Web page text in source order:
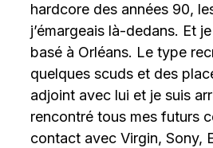
hardcore des années 90,
j’émargeais là-dedans. Et
basé à Orléans. Le type
quelques scuds et des
adjoint avec lui et je suis
rencontré tous mes futurs
contact avec Virgin, Sony,